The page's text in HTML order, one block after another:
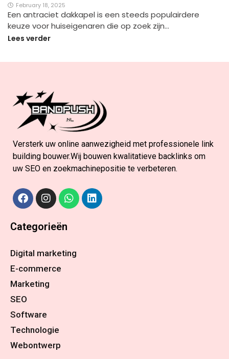
February 18, 2025
Een antraciet dakkapel is een steeds populairdere
keuze voor huiseigenaren die op zoek zijn…
Lees verder
Versterk uw online aanwezigheid met professionele link
building bouwer.Wij bouwen kwalitatieve backlinks om
uw SEO en zoekmachinepositie te verbeteren.
Categorieën
Digital marketing
E-commerce
Marketing
SEO
Software
Technologie
Webontwerp